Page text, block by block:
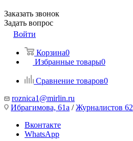
Заказать звонок
Задать вопрос
Войти
Корзина0
Избранные товары0
Сравнение товаров0
roznica1@mirlin.ru
Ибрагимова, 61а /Журналистов 62
Вконтакте
WhatsApp